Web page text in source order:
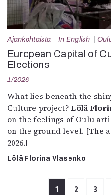
Ajankohtaista In English
European Capital of
Elections
1/2026
What lies beneath the
Culture project?Lölä
on the feelings of Oulu
on the ground level. [The
2026.]
Lölä Florina Vlasenko
1 2 3